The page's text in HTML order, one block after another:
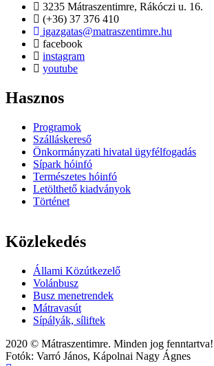
3235 Mátraszentimre, Rákóczi u. 16.
(+36) 37 376 410
igazgatas@matraszentimre.hu
facebook
instagram
youtube
Hasznos
Programok
Szálláskereső
Önkormányzati hivatal ügyfélfogadás
Sípark hóinfó
Természetes hóinfó
Letölthető kiadványok
Történet
Közlekedés
Állami Közútkezelő
Volánbusz
Busz menetrendek
Mátravasút
Sípályák, síliftek
2020 © Mátraszentimre. Minden jog fenntartva!
Fotók: Varró János, Kápolnai Nagy Ágnes